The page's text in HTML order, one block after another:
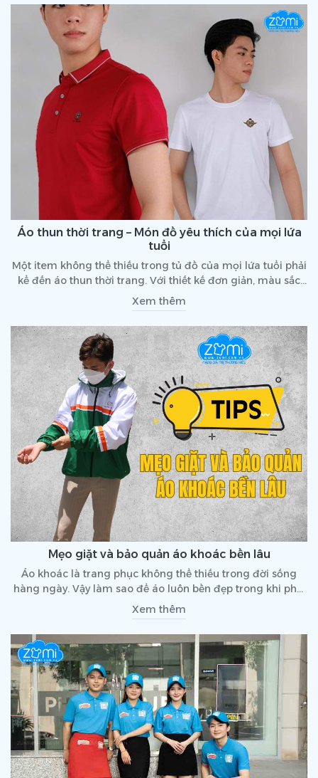
của tập thể lớp. Vậy, làm thế nào để thiết kế một chiếc áo
lớp độc đáo, sáng tạo và ý nghĩa? Hãy cùng tìm hiểu trong
Áo thun thời trang – Món đồ yêu thích của mọi lứa
tuổi
Một item không thể thiếu trong tủ đồ của mọi lứa tuổi phải
kể đến áo thun thời trang. Với thiết kế đơn giản, màu sắc
đa dạng, dễ phối đồ, áo thun trở thành lựa chọn tuyệt vời
cho mọi hoàn cảnh. Từ đi học, đi làm, đi chơi hoặc tham
gia các hoạt động ngoài trời đều phù hợp. Cùng tìm hiểu
chi tiết trong bài viết dưới đây để biết lý do tại sao áo thun
thời trang lại được ưa chuộng nhiều đến vậy nhé!
Xem thêm
Mẹo giặt và bảo quản áo khoác bền lâu
Áo khoác là trang phục không thể thiếu trong đời sống
hàng ngày. Vậy làm sao để áo luôn bền đẹp trong khi phải
sử dụng thường xuyên? Cùng tham khảo những mẹo giặt
và bảo quản áo khoác hữu ích trong bài viết dưới đây nhé!
Xem thêm